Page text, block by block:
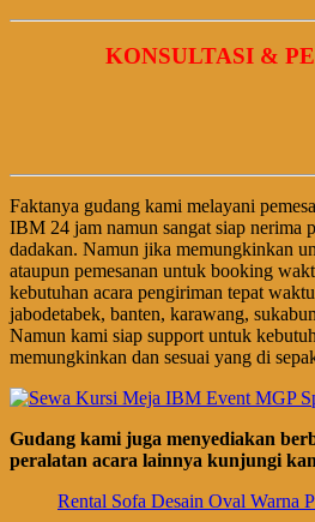
KONSULTASI &
Faktanya gudang kami melayani
IBM 24 jam namun sangat siap nerima
dadakan. Namun jika memungkinkan
ataupun pemesanan untuk booking
kebutuhan acara pengiriman tepat
jabodetabek, banten, karawang,
Namun kami siap support untuk
memungkinkan dan sesuai yang di
Gudang kami juga menyediakan
peralatan acara lainnya kunjungi
Rental Sofa Desain Oval Warna